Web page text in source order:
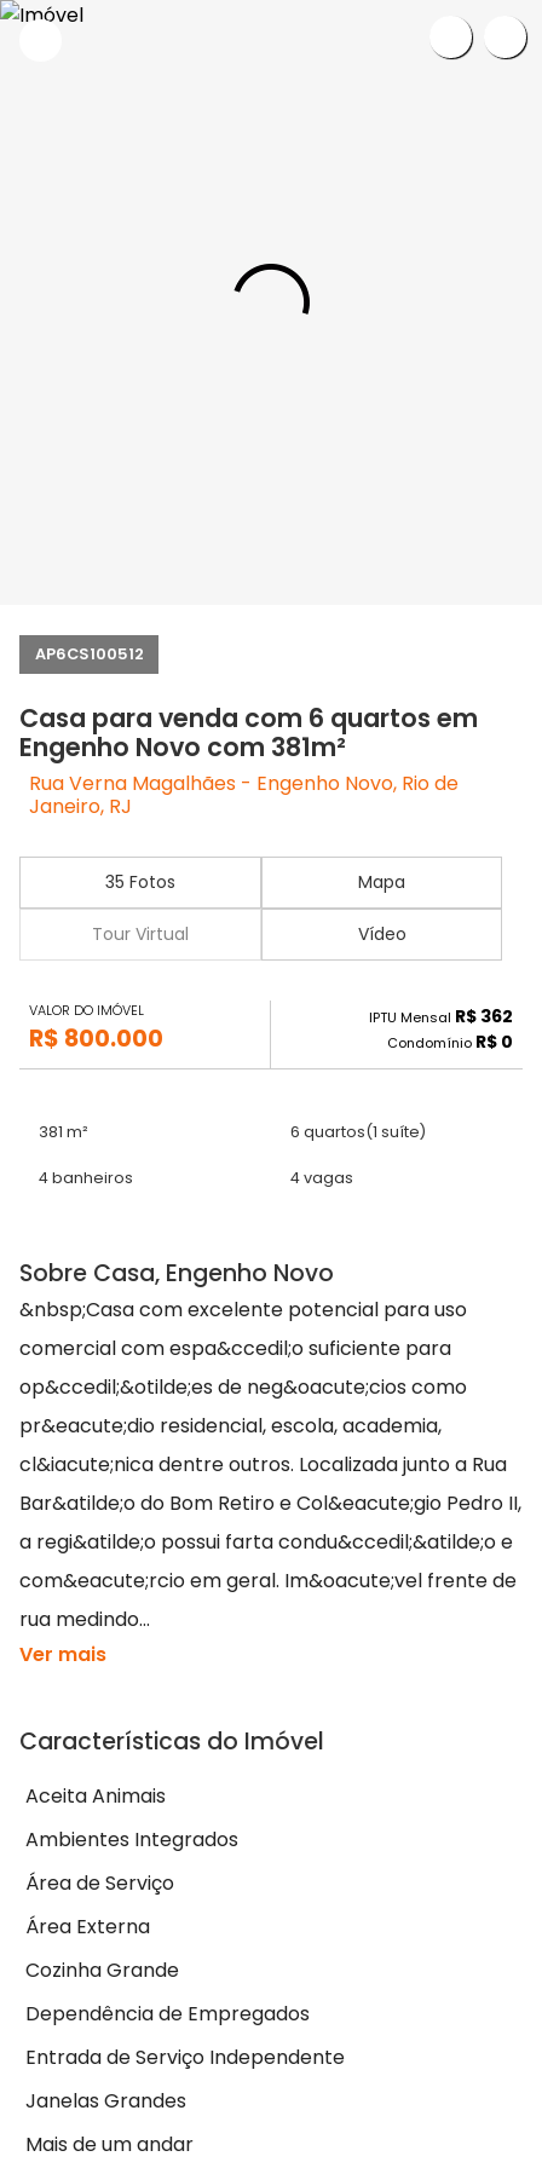
AP6CS100512
Casa para venda com 6 quartos em
Engenho Novo com 381m²
Rua Verna Magalhães - Engenho Novo, Rio de
Janeiro, RJ
35 Fotos Mapa
Tour Virtual Vídeo
VALOR DO IMÓVEL
R$ 800.000
IPTU Mensal R$ 362
Condomínio R$ 0
381 m² 6 quartos(1 suíte)
4 banheiros 4 vagas
Sobre Casa, Engenho Novo
&nbsp;Casa com excelente potencial para uso
comercial com espa&ccedil;o suficiente para
op&ccedil;&otilde;es de neg&oacute;cios como
pr&eacute;dio residencial, escola, academia,
cl&iacute;nica dentre outros. Localizada junto a Rua
Bar&atilde;o do Bom Retiro e Col&eacute;gio Pedro II,
a regi&atilde;o possui farta condu&ccedil;&atilde;o e
com&eacute;rcio em geral. Im&oacute;vel frente de
rua medindo...
Ver mais
Características do Imóvel
Aceita Animais
Ambientes Integrados
Área de Serviço
Área Externa
Cozinha Grande
Dependência de Empregados
Entrada de Serviço Independente
Janelas Grandes
Mais de um andar